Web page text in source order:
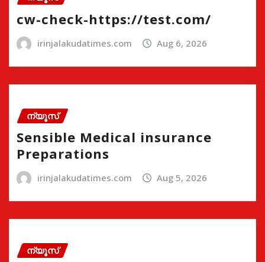
cw-check-https://test.com/
irinjalakudatimes.com Aug 6, 2026
ന്യൂസ്
Sensible Medical insurance
Preparations
irinjalakudatimes.com Aug 5, 2026
ന്യൂസ്